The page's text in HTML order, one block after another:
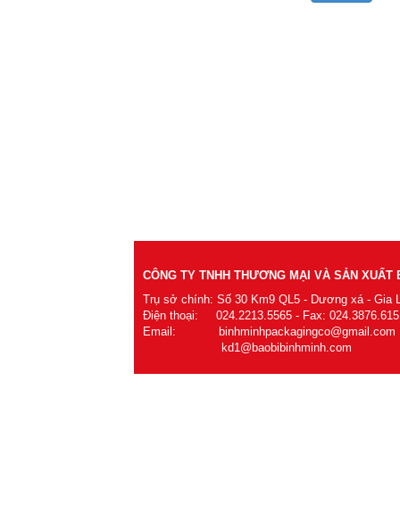
CÔNG TY TNHH THƯƠNG MẠI VÀ SẢN XUẤT
Trụ sở chính: Số 30 Km9 QL5 - Dương xá - Gia
Điện thoại: 024.2213.5565 - Fax:
Email: binhminhpackagingco@gmail.com
kd1@baobibinhminh.com